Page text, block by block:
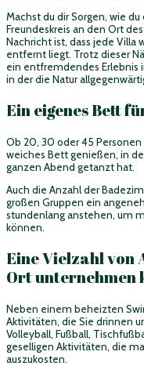
Machst du dir Sorgen, wie
Freundeskreis an den Ort
Nachricht ist, dass jede Villa
entfernt liegt. Trotz dieser
ein entfremdendes Erlebnis
in der die Natur
Ein eigenes Bett
Ob 20, 30 oder 45
weiches Bett genießen, in
ganzen Abend getanzt hat.
Auch die Anzahl der
großen Gruppen ein
stundenlang anstehen, um
können.
Eine Vielzahl
Ort unternehmen
Neben einem beheizten
Aktivitäten, die Sie drinnen
Volleyball, Fußball,
geselligen Aktivitäten, die
auszukosten.